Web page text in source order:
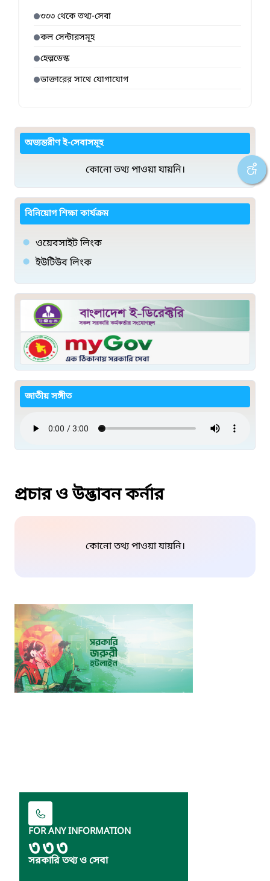
৩৩৩ থেকে তথ্য-সেবা
কল সেন্টারসমূহ
হেল্পডেস্ক
ডাক্তারের সাথে যোগাযোগ
অভ্যন্তরীণ ই-সেবাসমূহ
কোনো তথ্য পাওয়া যায়নি।
বিনিয়োগ শিক্ষা কার্যক্রম
ওয়েবসাইট লিংক
ইউটিউব লিংক
জাতীয় সঙ্গীত
প্রচার ও উদ্ভাবন কর্নার
কোনো তথ্য পাওয়া যায়নি।
FOR ANY INFORMATION
৩৩৩
সরকারি তথ্য ও সেবা